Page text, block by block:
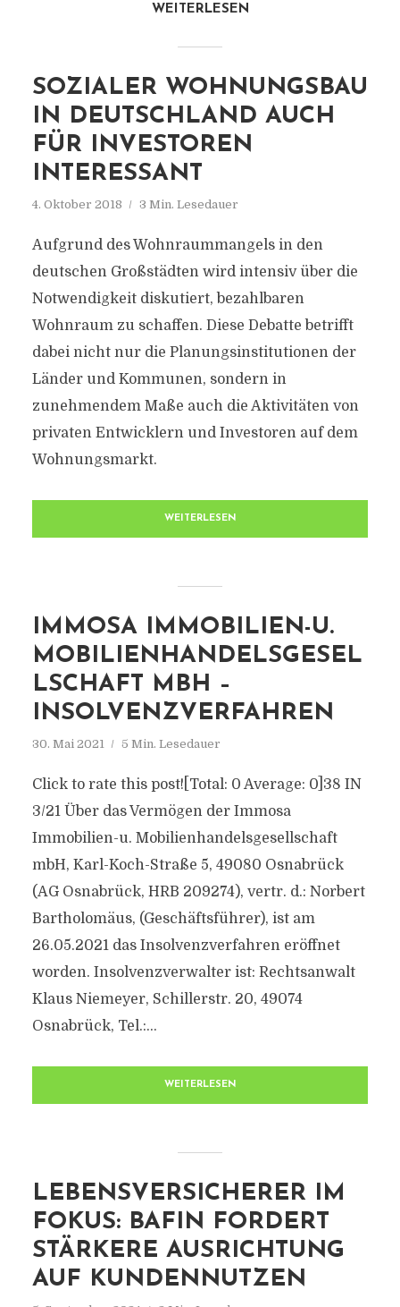
WEITERLESEN
SOZIALER WOHNUNGSBAU
IN DEUTSCHLAND AUCH
FÜR INVESTOREN
INTERESSANT
4. Oktober 2018 3 Min. Lesedauer
Aufgrund des Wohnraummangels in den
deutschen Großstädten wird intensiv über die
Notwendigkeit diskutiert, bezahlbaren
Wohnraum zu schaffen. Diese Debatte betrifft
dabei nicht nur die Planungsinstitutionen der
Länder und Kommunen, sondern in
zunehmendem Maße auch die Aktivitäten von
privaten Entwicklern und Investoren auf dem
Wohnungsmarkt.
WEITERLESEN
IMMOSA IMMOBILIEN-U.
MOBILIENHANDELSGESEL
LSCHAFT MBH –
INSOLVENZVERFAHREN
30. Mai 2021 5 Min. Lesedauer
Click to rate this post![Total: 0 Average: 0]38 IN
3/21 Über das Vermögen der Immosa
Immobilien-u. Mobilienhandelsgesellschaft
mbH, Karl-Koch-Straße 5, 49080 Osnabrück
(AG Osnabrück, HRB 209274), vertr. d.: Norbert
Bartholomäus, (Geschäftsführer), ist am
26.05.2021 das Insolvenzverfahren eröffnet
worden. Insolvenzverwalter ist: Rechtsanwalt
Klaus Niemeyer, Schillerstr. 20, 49074
Osnabrück, Tel.:...
WEITERLESEN
LEBENSVERSICHERER IM
FOKUS: BAFIN FORDERT
STÄRKERE AUSRICHTUNG
AUF KUNDENNUTZEN